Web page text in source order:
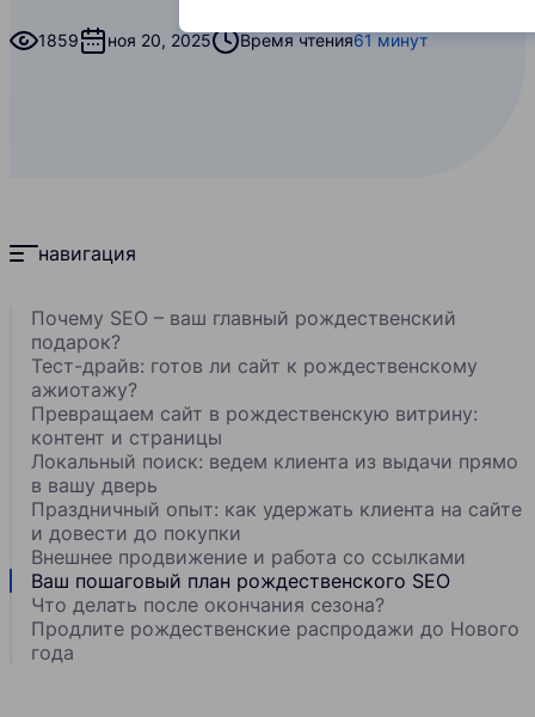
1859 ноя 20, 2025 Время чтения61 минут
навигация
Почему SEO – ваш главный рождественский
подарок?
Тест-драйв: готов ли сайт к рождественскому
ажиотажу?
Превращаем сайт в рождественскую витрину:
контент и страницы
Локальный поиск: ведем клиента из выдачи прямо
в вашу дверь
Праздничный опыт: как удержать клиента на сайте
и довести до покупки
Внешнее продвижение и работа со ссылками
Ваш пошаговый план рождественского SEO
Что делать после окончания сезона?
Продлите рождественские распродажи до Нового
года